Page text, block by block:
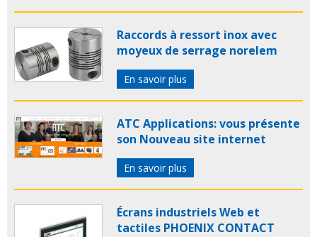
Raccords à ressort inox avec
moyeux de serrage norelem
En savoir plus
ATC Applications: vous présente
son Nouveau site internet
En savoir plus
Écrans industriels Web et
tactiles PHOENIX CONTACT